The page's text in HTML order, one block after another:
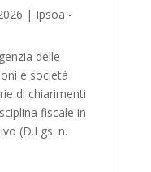
| Ipsoa -
delle
e società
di chiarimenti
fiscale in
(D.Lgs. n.